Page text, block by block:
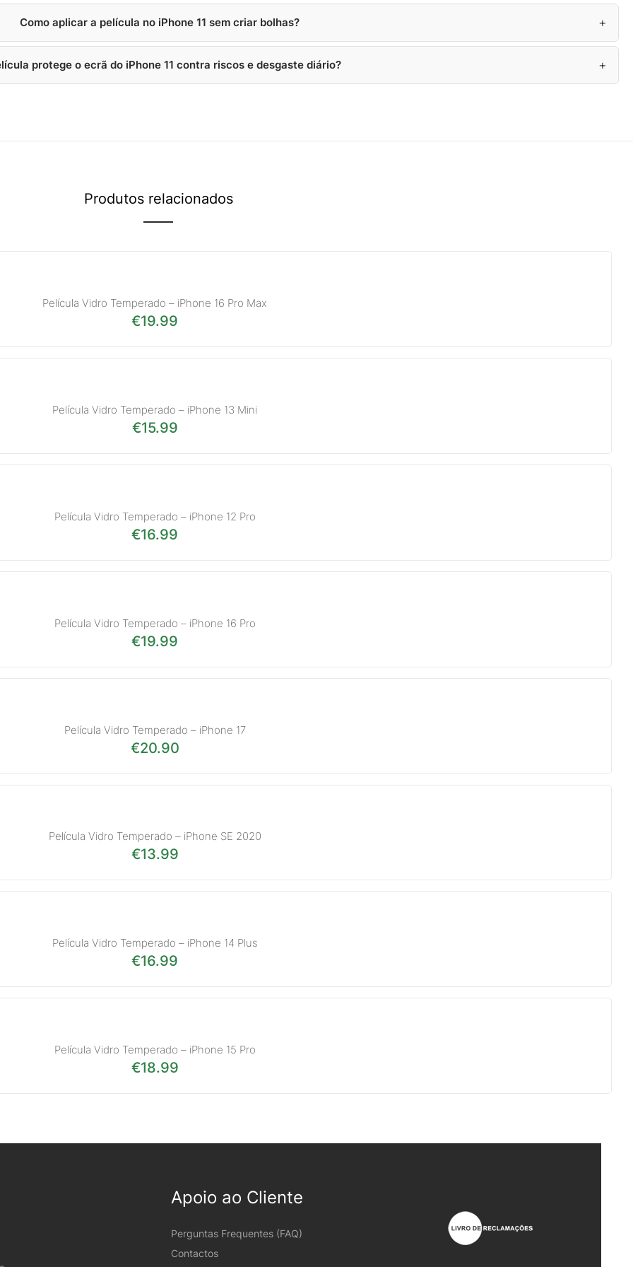
Como aplicar a película no iPhone 11 sem criar bolhas? +
protege o ecrã do iPhone 11 contra riscos e desgaste diário? +
Produtos relacionados
Película Vidro Temperado – iPhone 16 Pro Max
€19.99
Película Vidro Temperado – iPhone 13 Mini
€15.99
Película Vidro Temperado – iPhone 12 Pro
€16.99
Película Vidro Temperado – iPhone 16 Pro
€19.99
Película Vidro Temperado – iPhone 17
€20.90
Película Vidro Temperado – iPhone SE 2020
€13.99
Película Vidro Temperado – iPhone 14 Plus
€16.99
Película Vidro Temperado – iPhone 15 Pro
€18.99
Apoio ao Cliente
Perguntas Frequentes (FAQ)
Contactos